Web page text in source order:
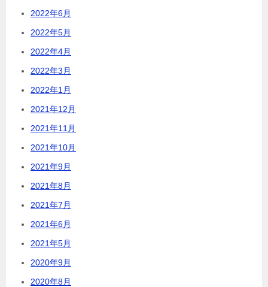
2022年6月
2022年5月
2022年4月
2022年3月
2022年1月
2021年12月
2021年11月
2021年10月
2021年9月
2021年8月
2021年7月
2021年6月
2021年5月
2020年9月
2020年8月